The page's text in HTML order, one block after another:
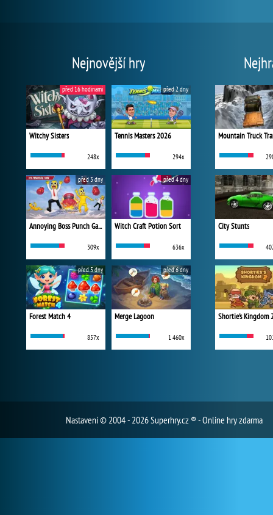
Nejnovější hry
Witchy Sisters
248x
před 16 hodinami
Tennis Masters 2026
294x
před 2 dny
Annoying Boss Punch Game
309x
před 3 dny
Witch Craft Potion Sort
636x
před 4 dny
Forest Match 4
857x
před 5 dny
Merge Lagoon
1 460x
před 6 dny
Mountain Truck
City Stunts
Shortie's Kingdom
Nastavení© 2004 - 2026 Superhry.cz ® - Online hry zdarma